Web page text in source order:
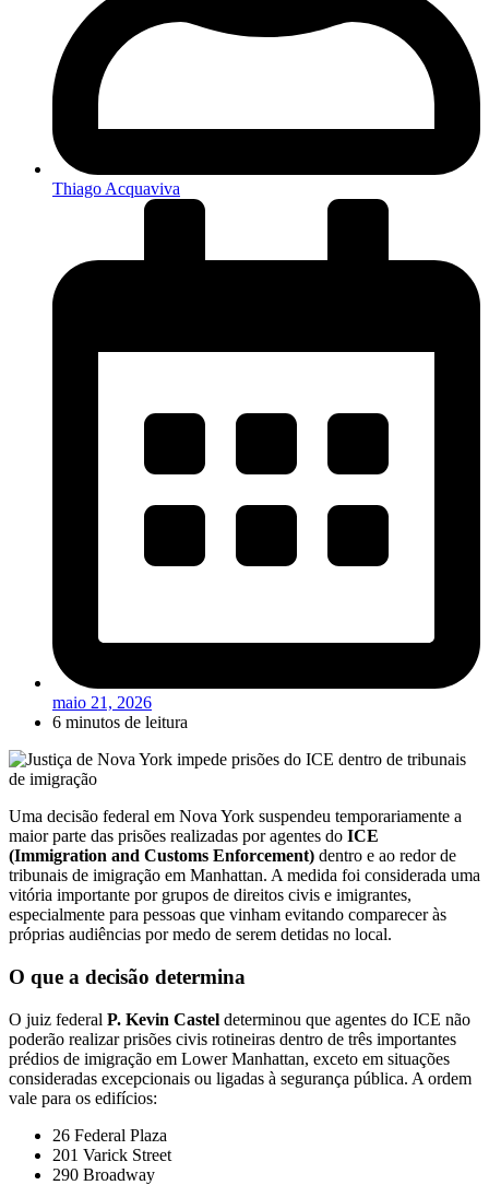
Thiago Acquaviva
maio 21, 2026
6 minutos de leitura
Uma decisão federal em Nova York suspendeu temporariamente a
maior parte das prisões realizadas por agentes do ICE
(Immigration and Customs Enforcement) dentro e ao redor de
tribunais de imigração em Manhattan. A medida foi considerada uma
vitória importante por grupos de direitos civis e imigrantes,
especialmente para pessoas que vinham evitando comparecer às
próprias audiências por medo de serem detidas no local.
O que a decisão determina
O juiz federal P. Kevin Castel determinou que agentes do ICE não
poderão realizar prisões civis rotineiras dentro de três importantes
prédios de imigração em Lower Manhattan, exceto em situações
consideradas excepcionais ou ligadas à segurança pública. A ordem
vale para os edifícios:
26 Federal Plaza
201 Varick Street
290 Broadway